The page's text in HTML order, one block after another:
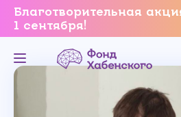
Благотворительная
1 сентября!Вы уверены,
завершить